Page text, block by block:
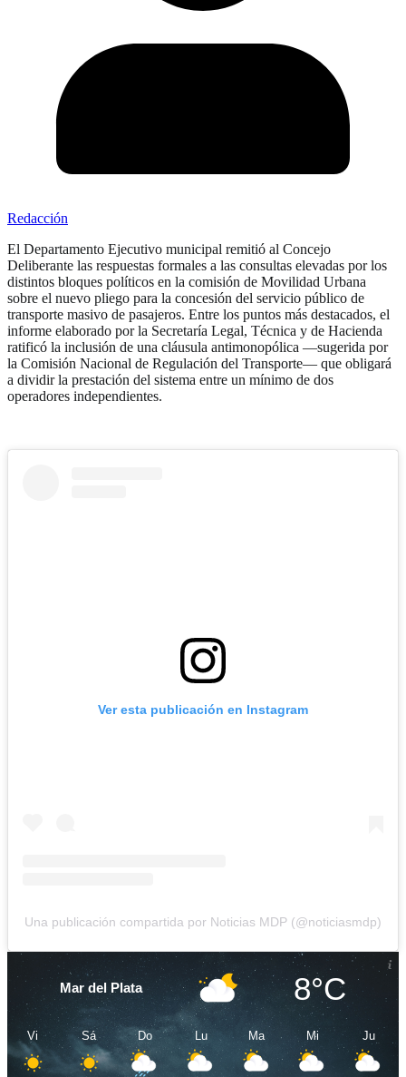
Redacción
El Departamento Ejecutivo municipal remitió al Concejo
Deliberante las respuestas formales a las consultas elevadas por los
distintos bloques políticos en la comisión de Movilidad Urbana
sobre el nuevo pliego para la concesión del servicio público de
transporte masivo de pasajeros. Entre los puntos más destacados, el
informe elaborado por la Secretaría Legal, Técnica y de Hacienda
ratificó la inclusión de una cláusula antimonopólica —sugerida por
la Comisión Nacional de Regulación del Transporte— que obligará
a dividir la prestación del sistema entre un mínimo de dos
operadores independientes.
Ver esta publicación en Instagram
Una publicación compartida por Noticias MDP (@noticiasmdp)
Mar del Plata 8°C
Vi Sá Do Lu Ma Mi Ju